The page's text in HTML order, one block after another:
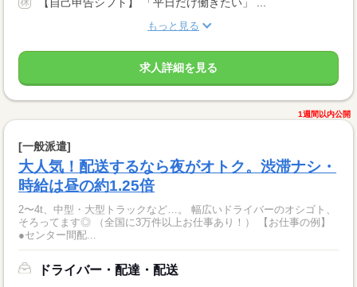
もっと見る
求人詳細を見る
1週間以内公開
[一般派遣]
大人気！配送するなら夜がオトク。渋滞ナシ・
時給は昼の約1.25倍
2〜4t、中型・大型トラックなど…。 幅広いドライバーのオシゴト、
そろってます◎ （全国に3万件以上お仕事あり！） 【お仕事の例】
●センター間配...
ドライバー・配達・配送